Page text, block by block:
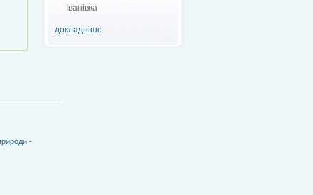
Іванівка
докладніше